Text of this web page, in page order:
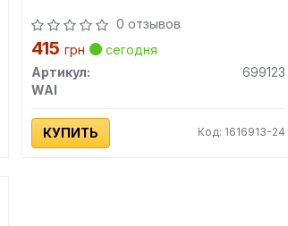
0 отзывов
415грн
сегодня
Артикул:
699123
WAI
КУПИТЬ Код: 1616913-24